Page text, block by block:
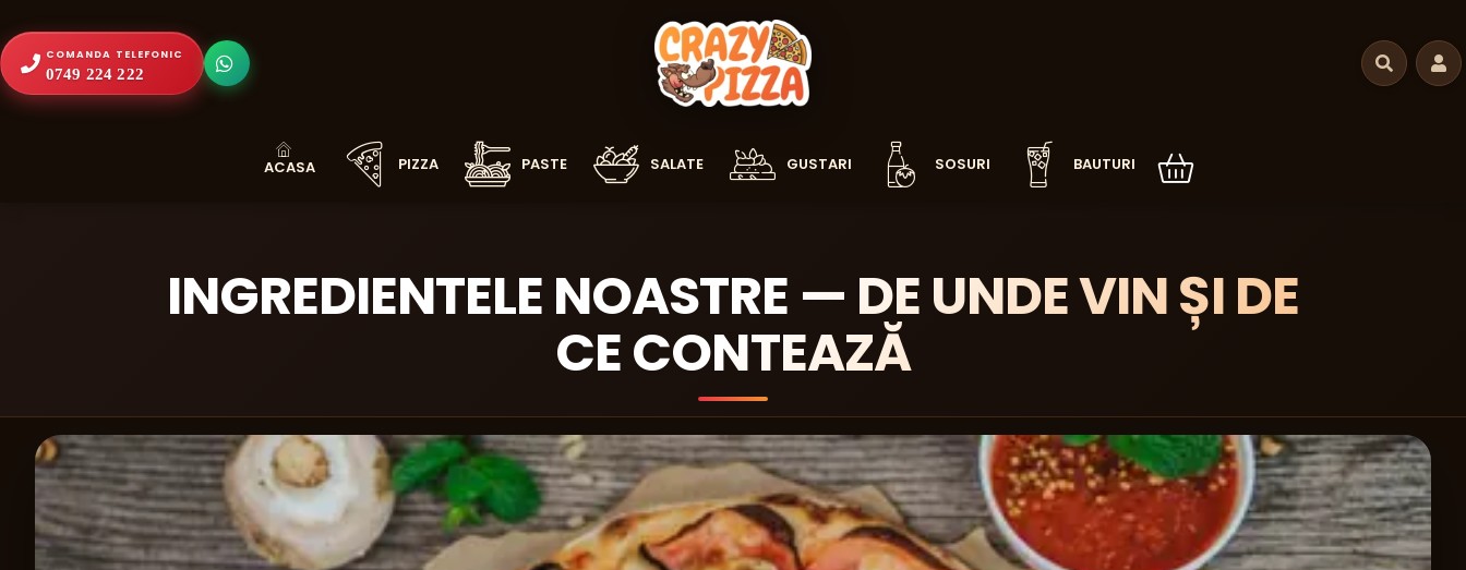
COMANDA TELEFONIC
0749 224 222
PIZZA PASTE SALATE GUSTARI SOSURI BAUTURI
INGREDIENTELE NOASTRE — DE UNDE VIN ȘI DE
CE CONTEAZĂ